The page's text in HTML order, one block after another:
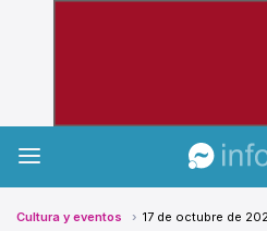
Cultura y eventos 17 de octubre de